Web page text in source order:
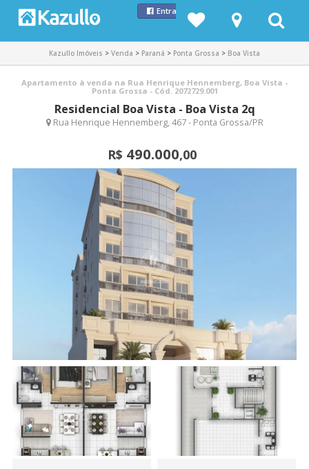
Entrar com Facebook
Kazullo Imóveis > Venda > Paraná > Ponta Grossa > Boa Vista
Apartamento à venda na Rua Henrique Hennemberg, Boa Vista -
Ponta Grossa - Cód. 2072729.001
Residencial Boa Vista - Boa Vista 2q
Rua Henrique Hennemberg, 467 - Ponta Grossa/PR
R$ 490.000,00